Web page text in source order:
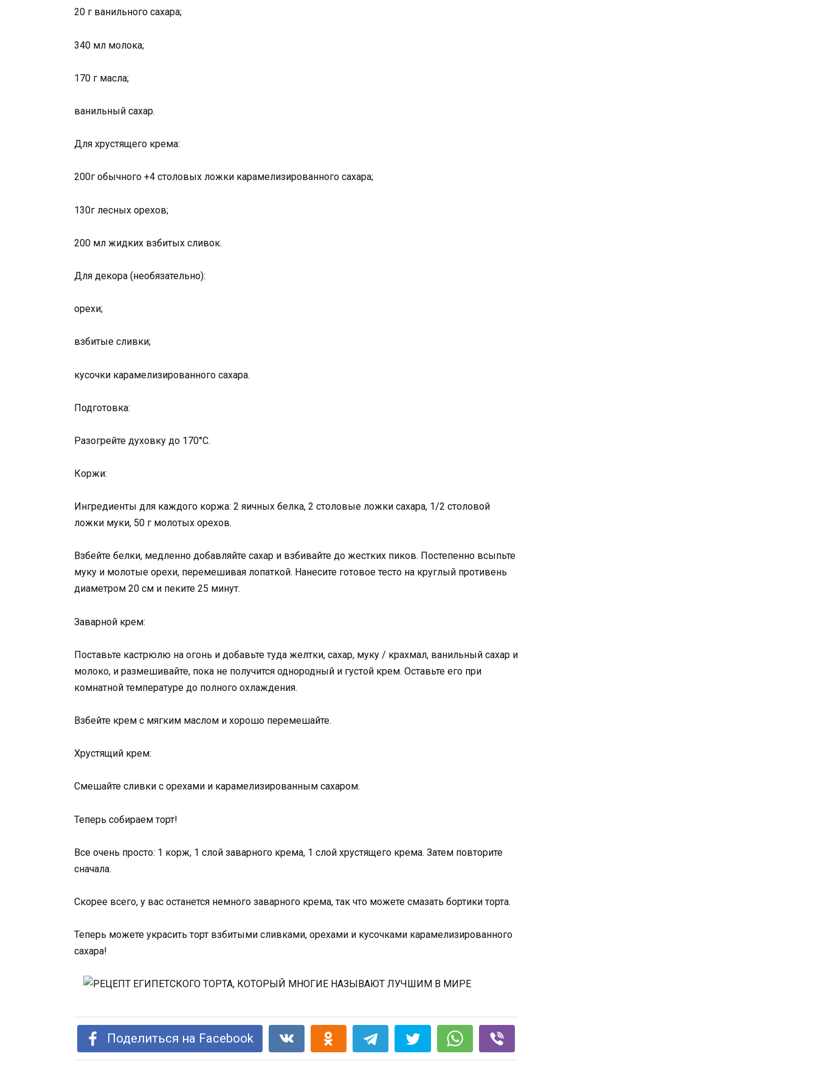
20 г ванильного сахара;
340 мл молока;
170 г масла;
ванильный сахар.
Для хрустящего крема:
200г обычного +4 столовых ложки карамелизированного сахара;
130г лесных орехов;
200 мл жидких взбитых сливок.
Для декора (необязательно):
орехи;
взбитые сливки;
кусочки карамелизированного сахара.
Подготовка:
Разогрейте духовку до 170°С.
Коржи:
Ингредиенты для каждого коржа: 2 яичных белка, 2 столовые ложки сахара, 1/2 столовой
ложки муки, 50 г молотых орехов.
Взбейте белки, медленно добавляйте сахар и взбивайте до жестких пиков. Постепенно всыпьте
муку и молотые орехи, перемешивая лопаткой. Нанесите готовое тесто на круглый противень
диаметром 20 см и пеките 25 минут.
Заварной крем:
Поставьте кастрюлю на огонь и добавьте туда желтки, сахар, муку / крахмал, ванильный сахар и
молоко, и размешивайте, пока не получится однородный и густой крем. Оставьте его при
комнатной температуре до полного охлаждения.
Взбейте крем с мягким маслом и хорошо перемешайте.
Хрустящий крем:
Смешайте сливки с орехами и карамелизированным сахаром.
Теперь собираем торт!
Все очень просто: 1 корж, 1 слой заварного крема, 1 слой хрустящего крема. Затем повторите
сначала.
Скорее всего, у вас останется немного заварного крема, так что можете смазать бортики торта.
Теперь можете украсить торт взбитыми сливками, орехами и кусочками карамелизированного
сахара!
Поделиться на Facebook